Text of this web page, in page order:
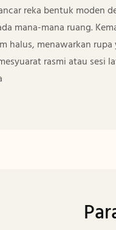
reka bentuk moden
mana-mana ruang.
halus, menawarkan rupa
rasmi atau sesi